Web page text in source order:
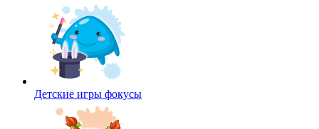
Детские игры фокусы